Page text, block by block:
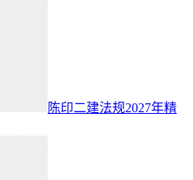
陈印二建法规2027年精